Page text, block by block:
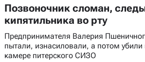
Позвоночник сломан,
кипятильника во рту
Предпринимателя Валерия
пытали, изнасиловали, а потом убили
камере питерского СИЗО